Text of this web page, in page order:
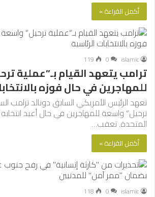
أكمل القراءة »
islamic
0
119
ترامب يتعهد القيام بـ”عملية
للمهاجرين في حال فوزه
تعهد الرئيس الأمريكي السابق دونالد ترامب
ترحيل” واسعة للمهاجرين في حال أعيد انتخابه
المتحدة. تعقب…
أكمل القراءة »
islamic
0
118